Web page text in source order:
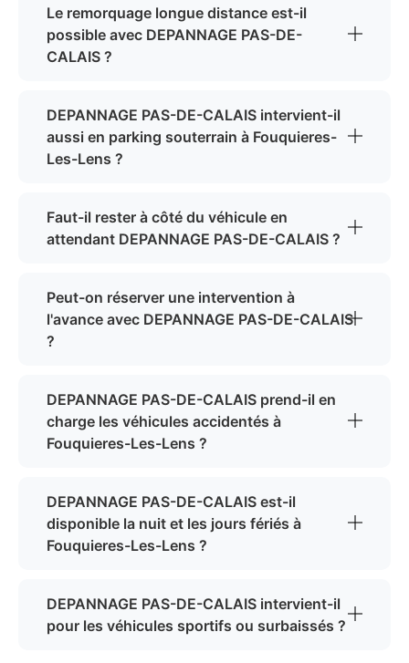
Le remorquage longue distance est-il
possible avec DEPANNAGE PAS-DE-
CALAIS ?
DEPANNAGE PAS-DE-CALAIS intervient-il
aussi en parking souterrain à Fouquieres-
Les-Lens ?
Faut-il rester à côté du véhicule en
attendant DEPANNAGE PAS-DE-CALAIS ?
Peut-on réserver une intervention à
l'avance avec DEPANNAGE PAS-DE-CALAIS
?
DEPANNAGE PAS-DE-CALAIS prend-il en
charge les véhicules accidentés à
Fouquieres-Les-Lens ?
DEPANNAGE PAS-DE-CALAIS est-il
disponible la nuit et les jours fériés à
Fouquieres-Les-Lens ?
DEPANNAGE PAS-DE-CALAIS intervient-il
pour les véhicules sportifs ou surbaissés ?